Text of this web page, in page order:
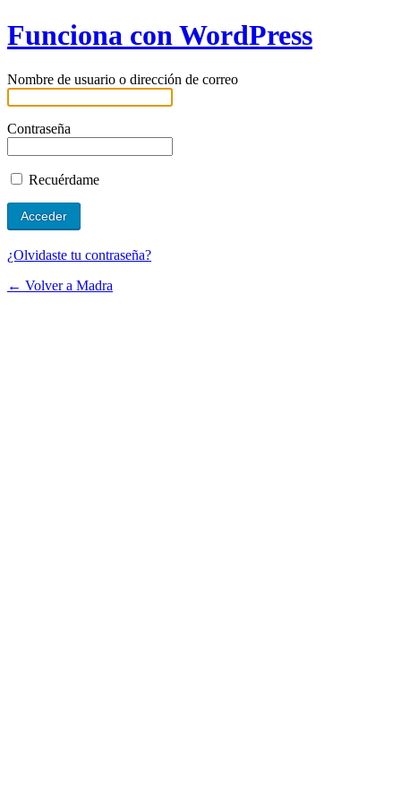
Funciona con WordPress
Nombre de usuario o dirección de correo
Contraseña
Recuérdame
¿Olvidaste tu contraseña?
← Volver a Madra